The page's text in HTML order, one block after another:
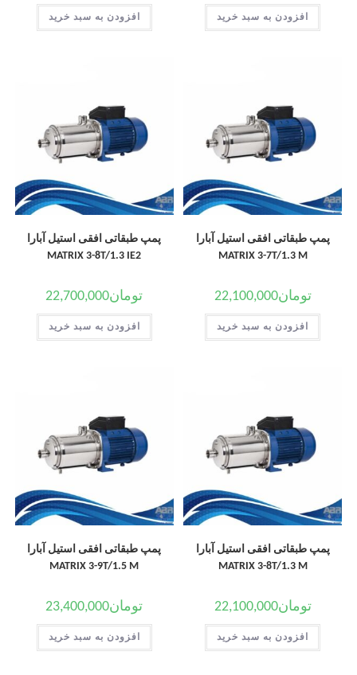
افزودن به سبد خرید افزودن به سبد خرید
پمپ طبقاتی افقی استیل آبارا
MATRIX 3-7T/1.3 M
تومان22,100,000
افزودن به سبد خرید
پمپ طبقاتی افقی استیل آبارا
MATRIX 3-8T/1.3 IE2
تومان22,700,000
افزودن به سبد خرید
پمپ طبقاتی افقی استیل آبارا
MATRIX 3-8T/1.3 M
تومان22,100,000
افزودن به سبد خرید
پمپ طبقاتی افقی استیل آبارا
MATRIX 3-9T/1.5 M
تومان23,400,000
افزودن به سبد خرید